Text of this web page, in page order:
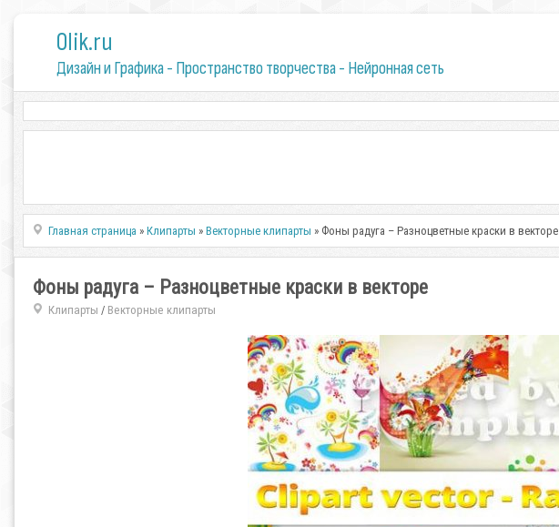
0lik.ru
Дизайн и Графика - Пространство творчества - Нейронная сеть
Главная страница »Клипарты »Векторные клипарты » Фоны радуга – Разноцветные краски в векторе
Фоны радуга – Разноцветные краски в векторе
Клипарты / Векторные клипарты